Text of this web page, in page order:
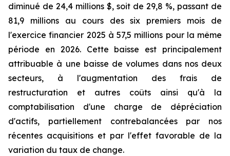
diminué de 24,4 millions $, soit de 29,8 %, passant de
81,9 millions au cours des six premiers mois de
l'exercice financier 2025 à 57,5 millions pour la même
période en 2026. Cette baisse est principalement
attribuable à une baisse de volumes dans nos deux
secteurs, à l'augmentation des frais de
restructuration et autres coûts ainsi qu'à la
comptabilisation d'une charge de dépréciation
d'actifs, partiellement contrebalancées par nos
récentes acquisitions et par l'effet favorable de la
variation du taux de change.